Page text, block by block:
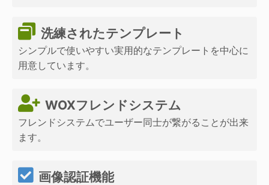
洗練されたテンプレート
シンプルで使いやすい実用的なテンプレートを中心に
用意しています。
WOXフレンドシステム
フレンドシステムでユーザー同士が繋がることが出来
ます。
画像認証機能